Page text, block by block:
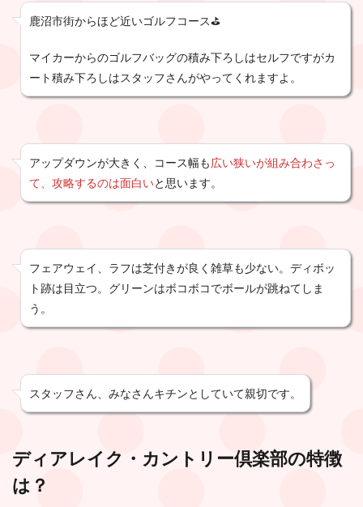
鹿沼市街からほど近いゴルフコース⛳️
マイカーからのゴルフバッグの積み下ろしはセルフですがカ
ート積み下ろしはスタッフさんがやってくれますよ。
アップダウンが大きく、コース幅も広い狭いが組み合わさっ
て、攻略するのは面白いと思います。
フェアウェイ、ラフは芝付きが良く雑草も少ない。ディボッ
ト跡は目立つ。グリーンはボコボコでボールが跳ねてしま
う。
スタッフさん、みなさんキチンとしていて親切です。
ディアレイク・カントリー倶楽部の特徴
は？